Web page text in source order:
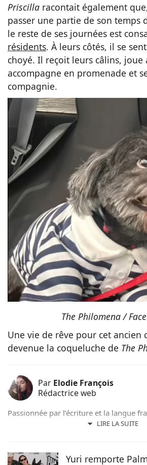
Priscilla racontait également
passer une partie de son temps
le reste de ses journées est
résidents. À leurs côtés, il se
choyé. Il reçoit leurs câlins, joue
accompagne en promenade et
compagnie.
The Philomena /
Une vie de rêve pour cet ancien
devenue la coqueluche de The
Par Elodie François
Rédactrice web
LIRE LA SUITE
Passionnée par l’écriture et la langue
toujours, j’aime jouer avec les mots et
Yuri remporte